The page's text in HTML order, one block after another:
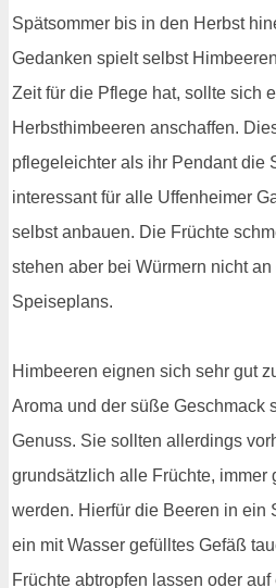
Spätsommer bis in den Herbst
Gedanken spielt selbst
Zeit für die Pflege hat, sollte sich
Herbsthimbeeren anschaffen.
pflegeleichter als ihr Pendant die
interessant für alle Uffenheimer
selbst anbauen. Die Früchte
stehen aber bei Würmern nicht
Speiseplans.
Himbeeren eignen sich sehr gut
Aroma und der süße Geschmack
Genuss. Sie sollten allerdings
grundsätzlich alle Früchte, immer
werden. Hierfür die Beeren in ein
ein mit Wasser gefülltes Gefäß
Früchte abtropfen lassen oder